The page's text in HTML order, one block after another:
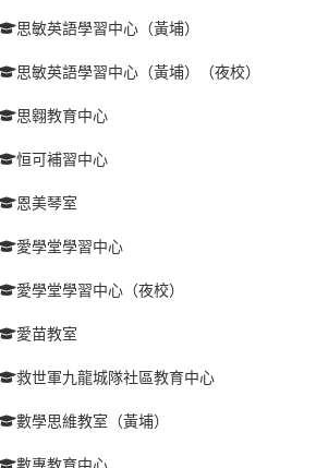
思敏英語學習中心（黃埔）
思敏英語學習中心（黃埔）（夜校）
思翱教育中心
恒可補習中心
恩美琴室
愛學堂學習中心
愛學堂學習中心（夜校）
愛苗教室
救世軍九龍城隊社區教育中心
數學思維教室（黃埔）
數專教育中心